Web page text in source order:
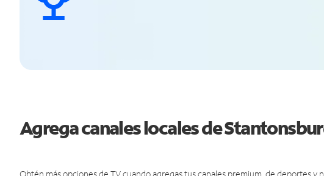
Agrega canales locales de